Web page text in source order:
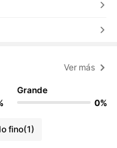
Ver más
Grande
0%
fino(1)